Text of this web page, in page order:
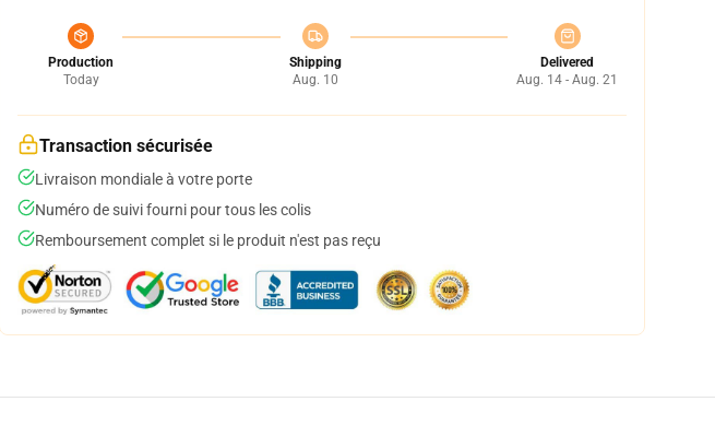
Production
Today
Shipping
Aug. 10
Delivered
Aug. 14 - Aug. 21
Transaction sécurisée
Livraison mondiale à votre porte
Numéro de suivi fourni pour tous les colis
Remboursement complet si le produit n'est pas reçu